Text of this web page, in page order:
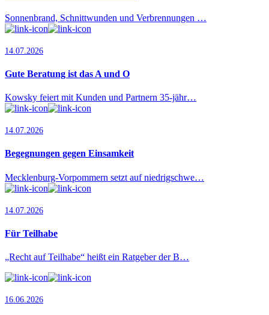
Sonnenbrand, Schnittwunden und Verbrennungen …
14.07.2026
Gute Beratung ist das A und O
Kowsky feiert mit Kunden und Partnern 35-jähr…
14.07.2026
Begegnungen gegen Einsamkeit
Mecklenburg-Vorpommern setzt auf niedrigschwe…
14.07.2026
Für Teilhabe
„Recht auf Teilhabe“ heißt ein Ratgeber der B…
16.06.2026